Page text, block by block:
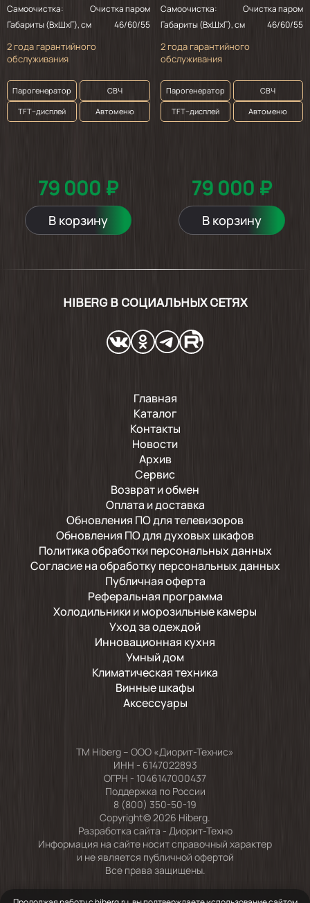
Самоочистка:
Очистка паром
Габариты (ВхШхГ), см
46/60/55
2 года гарантийного
обслуживания
Парогенератор
СВЧ
TFT–дисплей
Автоменю
79 000 ₽
В корзину
Самоочистка:
Очистка паром
Габариты (ВхШхГ), см
46/60/55
2 года гарантийного
обслуживания
Парогенератор
СВЧ
TFT–дисплей
Автоменю
79 000 ₽
В корзину
HIBERG В СОЦИАЛЬНЫХ СЕТЯХ
Главная
Каталог
Контакты
Новости
Архив
Сервис
Возврат и обмен
Оплата и доставка
Обновления ПО для телевизоров
Обновления ПО для духовых шкафов
Политика обработки персональных данных
Согласие на обработку персональных данных
Публичная оферта
Реферальная программа
Холодильники и морозильные камеры
Уход за одеждой
Инновационная кухня
Умный дом
Климатическая техника
Винные шкафы
Аксессуары
TM Hiberg – ООО «Диорит-Технис»
ИНН - 6147022893
ОГРН - 1046147000437
Поддержка по России
8 (800) 350-50-19
Copyright© 2026 Hiberg.
Разработка сайта - Диорит-Техно
Информация на сайте носит справочный характер
и не является публичной офертой
Все права защищены.